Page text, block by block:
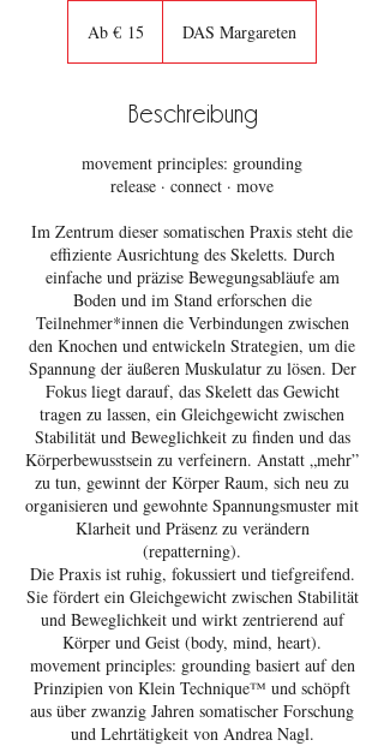
EuroAb € 15 DAS Margareten
Beschreibung
movement principles: grounding
release · connect · move
Im Zentrum dieser somatischen Praxis steht die
effiziente Ausrichtung des Skeletts. Durch
einfache und präzise Bewegungsabläufe am
Boden und im Stand erforschen die
Teilnehmer*innen die Verbindungen zwischen
den Knochen und entwickeln Strategien, um die
Spannung der äußeren Muskulatur zu lösen. Der
Fokus liegt darauf, das Skelett das Gewicht
tragen zu lassen, ein Gleichgewicht zwischen
Stabilität und Beweglichkeit zu finden und das
Körperbewusstsein zu verfeinern. Anstatt „mehr”
zu tun, gewinnt der Körper Raum, sich neu zu
organisieren und gewohnte Spannungsmuster mit
Klarheit und Präsenz zu verändern
(repatterning).
Die Praxis ist ruhig, fokussiert und tiefgreifend.
Sie fördert ein Gleichgewicht zwischen Stabilität
und Beweglichkeit und wirkt zentrierend auf
Körper und Geist (body, mind, heart).
movement principles: grounding basiert auf den
Prinzipien von Klein Technique™ und schöpft
aus über zwanzig Jahren somatischer Forschung
und Lehrtätigkeit von Andrea Nagl.